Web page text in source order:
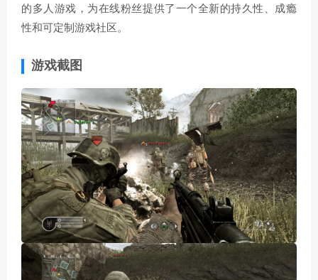
的多人游戏，为在线粉丝提供了一个全新的持久性、成瘾
性和可定制游戏社区。
游戏截图